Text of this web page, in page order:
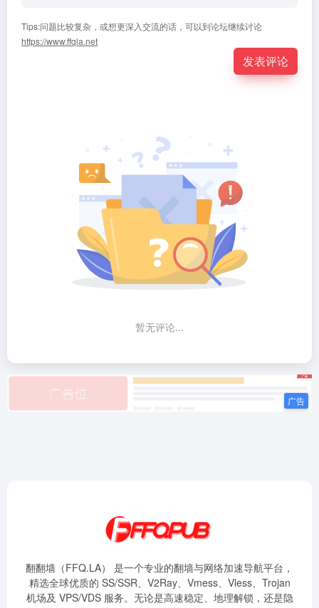
Tips:问题比较复杂，或想更深入交流的话，可以到论坛继续讨论
https://www.ffqla.net
发表评论
暂无评论...
翻翻墙（FFQ.LA） 是一个专业的翻墙与网络加速导航平台，
精选全球优质的 SS/SSR、V2Ray、Vmess、Vless、Trojan
机场及 VPS/VDS 服务。无论是高速稳定、地理解锁，还是隐